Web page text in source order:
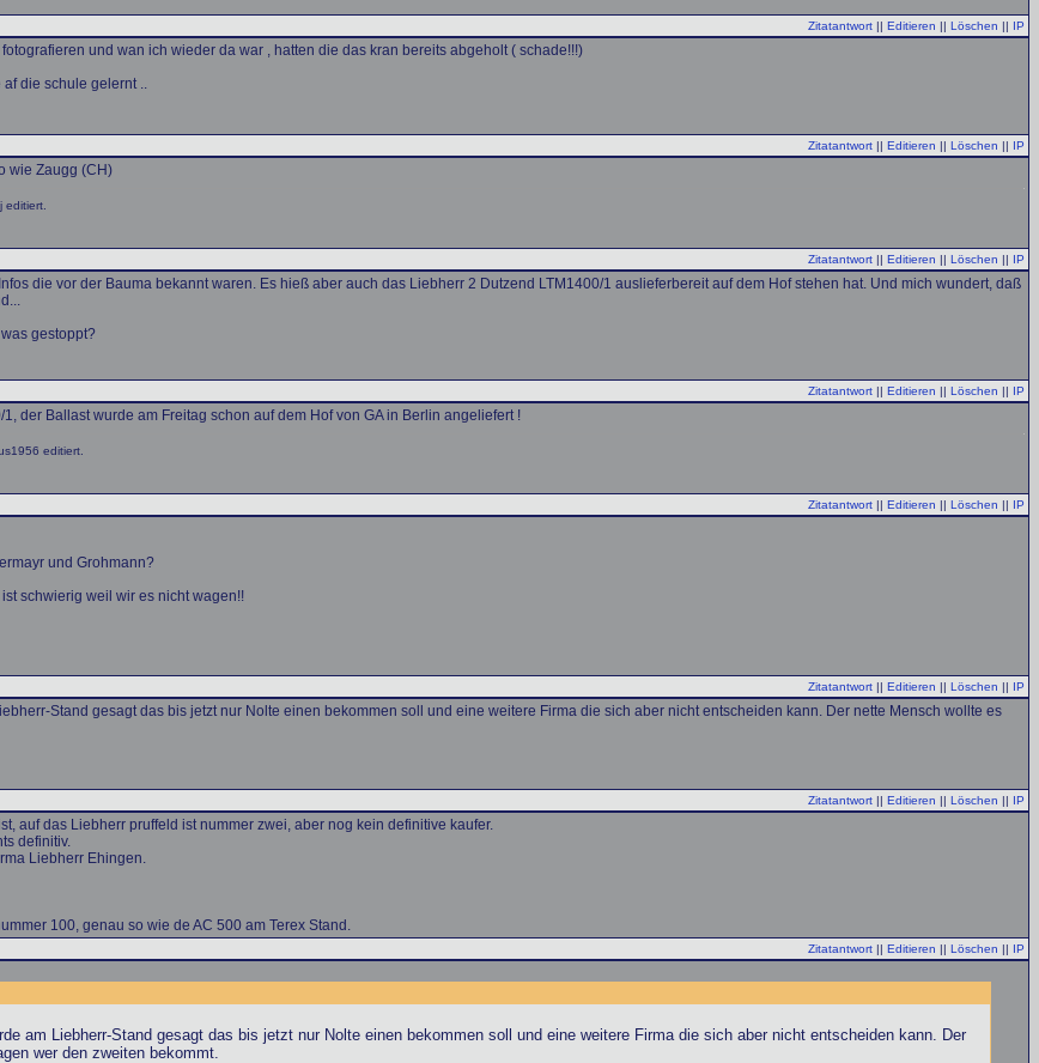
Zitatantwort || Editieren || Löschen || IP
und wan ich wieder da war , hatten die das kran bereits abgeholt ( schade!!!)
die schule gelernt ..
Zitatantwort || Editieren || Löschen || IP
wie Zaugg (CH)
editiert.
Zitatantwort || Editieren || Löschen || IP
die vor der Bauma bekannt waren. Es hieß aber auch das Liebherr 2 Dutzend LTM1400/1 auslieferbereit auf dem Hof stehen hat. Und mich wundert, daß
gestoppt?
Zitatantwort || Editieren || Löschen || IP
der Ballast wurde am Freitag schon auf dem Hof von GA in Berlin angeliefert !
editiert.
Zitatantwort || Editieren || Löschen || IP
und Grohmann?
schwierig weil wir es nicht wagen!!
Zitatantwort || Editieren || Löschen || IP
Stand gesagt das bis jetzt nur Nolte einen bekommen soll und eine weitere Firma die sich aber nicht entscheiden kann. Der nette Mensch wollte es
Zitatantwort || Editieren || Löschen || IP
auf das Liebherr pruffeld ist nummer zwei, aber nog kein definitive kaufer.
definitiv.
Liebherr Ehingen.
100, genau so wie de AC 500 am Terex Stand.
Zitatantwort || Editieren || Löschen || IP
am Liebherr-Stand gesagt das bis jetzt nur Nolte einen bekommen soll und eine weitere Firma die sich aber nicht entscheiden kann. Der
wer den zweiten bekommt.